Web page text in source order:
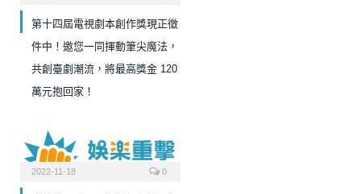
第十四屆電視劇本創作獎現正徵
件中！邀您一同揮動筆尖魔法，
共創臺劇潮流，將最高獎金 120
萬元抱回家！
2022-11-18 0